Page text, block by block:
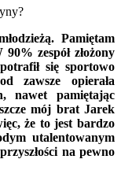
Pamiętam
zespół złożony
się sportowo
zawsze opierała
nawet pamiętając
mój brat Jarek
że to jest bardzo
utalentowanym
na pewno